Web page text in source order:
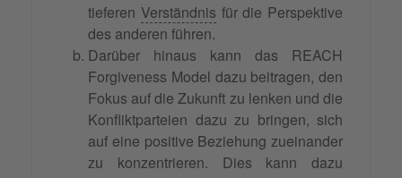
tieferen Verständnis für die Perspektive
des anderen führen.
Darüber hinaus kann das REACH
Forgiveness Model dazu beitragen, den
Fokus auf die Zukunft zu lenken und die
Konfliktparteien dazu zu bringen, sich
auf eine positive Beziehung zueinander
zu konzentrieren. Dies kann dazu